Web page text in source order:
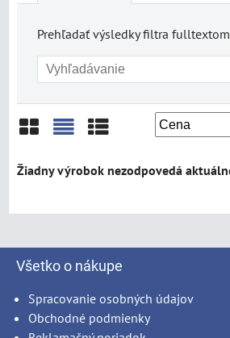
Prehľadať výsledky filtra fulltextom
Mriežka
Všetko o nákupe
Spracovanie osobných údajov
Obchodné podmienky